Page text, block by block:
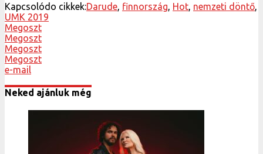
Kapcsolódo cikkek:Darude, finnország, Hot, nemzeti döntő,
UMK 2019
Megoszt
Megoszt
Megoszt
Megoszt
e-mail
Neked ajánluk még